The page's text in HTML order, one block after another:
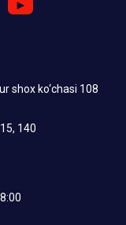
shox ko‘chasi 108
140